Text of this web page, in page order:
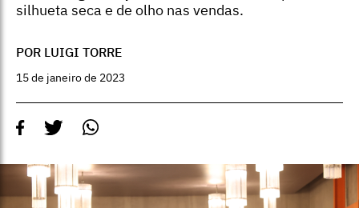
silhueta seca e de olho nas vendas.
POR LUIGI TORRE
15 de janeiro de 2023